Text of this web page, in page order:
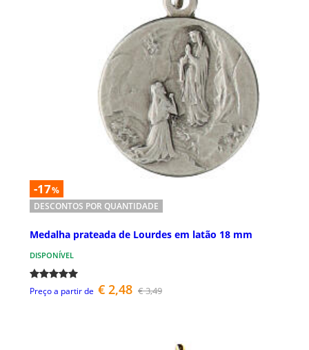
-17%
DESCONTOS POR QUANTIDADE
Medalha prateada de Lourdes em latão 18 mm
DISPONÍVEL
Preço a partir de € 2,48 € 3,49